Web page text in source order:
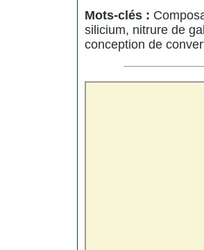
Mots-clés :
silicium, nitrure de
conception de